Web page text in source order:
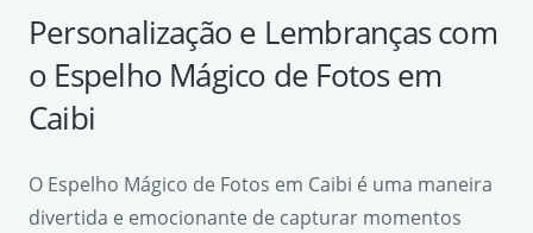
Personalização e Lembranças com
o Espelho Mágico de Fotos em
Caibi
O Espelho Mágico de Fotos em Caibi é uma maneira
divertida e emocionante de capturar momentos